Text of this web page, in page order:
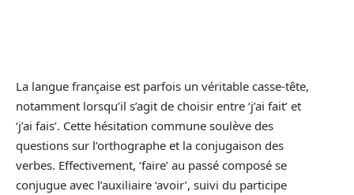
La langue française est parfois un véritable casse-tête,
notamment lorsqu’il s’agit de choisir entre ‘j’ai fait’ et
‘j’ai fais’. Cette hésitation commune soulève des
questions sur l’orthographe et la conjugaison des
verbes. Effectivement, ‘faire’ au passé composé se
conjugue avec l’auxiliaire ‘avoir’, suivi du participe